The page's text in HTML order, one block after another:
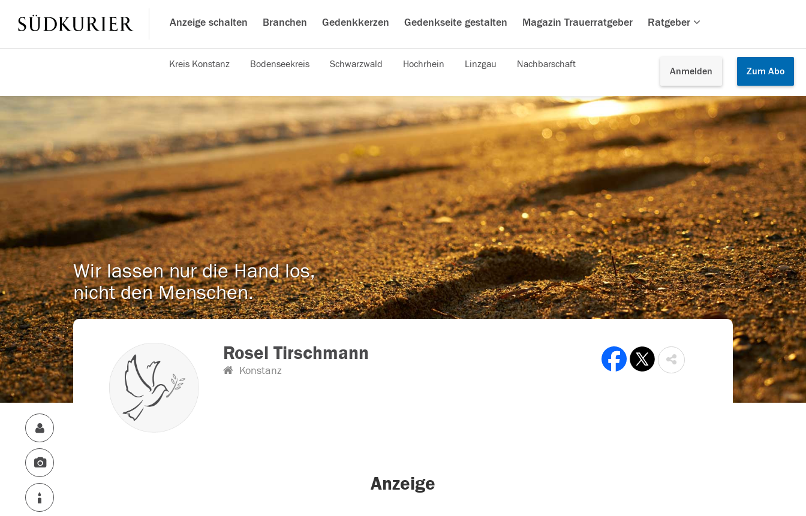
Anzeige schalten Branchen Gedenkkerzen Gedenkseite gestalten Magazin Trauerratgeber Ratgeber
Anmelden Zum Abo
Kreis Konstanz Bodenseekreis Schwarzwald Hochrhein Linzgau Nachbarschaft
Wir lassen nur die Hand los,
nicht den Menschen.
Rosel Tirschmann
Konstanz
Anzeige